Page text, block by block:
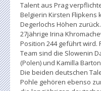
Talent aus Prag
Belgierin Kirsten
Degerlochs Höhen
27jährige Irina
Position 244 geführt wird.
Team sind die Slowenin
(Polen) und Kamilla
Die beiden deutschen
Pohle gehören ebenso